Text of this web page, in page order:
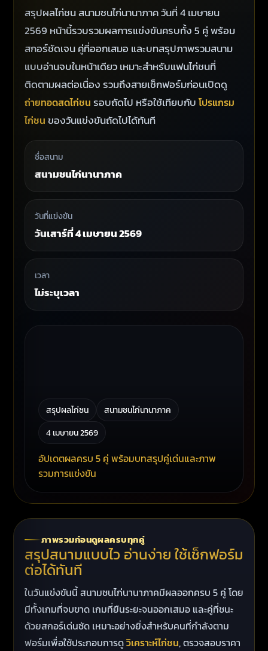
สรุปผลไก่ชน สนามชนไก่นานาภาค วันที่ 4 เมษายน
2569 หน้านี้รวบรวมผลการแข่งขันครบทั้ง 5 คู่ พร้อม
สกอร์ชัดเจน คู่ที่ออกเสมอ และบทสรุปภาพรวมสนาม
แบบอ่านจบในหน้าเดียว เหมาะสำหรับแฟนไก่ชนที่
ติดตามผลต่อเนื่อง รวมถึงสายเช็กฟอร์มก่อนเปิดดู
ถ่ายทอดสดไก่ชน รอบถัดไป หรือใช้เทียบกับโปรแกรม
ไก่ชน ของวันแข่งขันถัดไปได้ทันที
ชื่อสนาม
สนามชนไก่นานาภาค
วันที่แข่งขัน
วันเสาร์ที่ 4 เมษายน 2569
เวลา
ไม่ระบุเวลา
สรุปผลไก่ชน
สนามชนไก่นานาภาค
4 เมษายน 2569
อัปเดตผลครบ 5 คู่ พร้อมบทสรุปคู่เด่นและภาพ
รวมการแข่งขัน
ภาพรวมก่อนดูผลครบทุกคู่
สรุปสนามแบบไว อ่านง่าย ใช้เช็กฟอร์ม
ต่อได้ทันที
ในวันแข่งขันนี้ สนามชนไก่นานาภาคมีผลออกครบ 5 คู่ โดย
มีทั้งเกมที่จบขาด เกมที่ยืนระยะจนออกเสมอ และคู่ที่ชนะ
ด้วยสกอร์เด่นชัด เหมาะอย่างยิ่งสำหรับคนที่กำลังตาม
ฟอร์มเพื่อใช้ประกอบการดูวิเคราะห์ไก่ชน, ตรวจสอบราคา